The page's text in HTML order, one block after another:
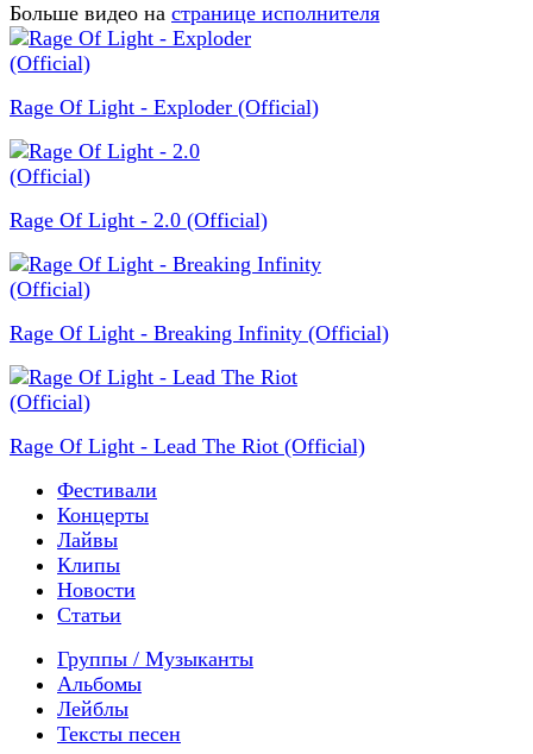
Больше видео на странице исполнителя
Rage Of Light - Exploder (Official)
Rage Of Light - 2.0 (Official)
Rage Of Light - Breaking Infinity (Official)
Rage Of Light - Lead The Riot (Official)
Фестивали
Концерты
Лайвы
Клипы
Новости
Статьи
Группы / Музыканты
Альбомы
Лейблы
Тексты песен